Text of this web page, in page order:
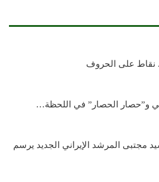
نقاط على الحروف
و”حصار الحصار” في اللحظة…
مجتبى المرشد الإيراني الجديد يرسم